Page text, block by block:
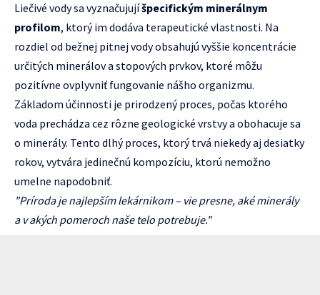
Liečivé vody sa vyznačujujíšpecifickým minerálnym
profilom, ktorý im dodáva terapeutické vlastnosti. Na
rozdiel od bežnej pitnej vody obsahujú vyššie koncentrácie
určitých minerálov a stopových prvkov, ktoré môžu
pozitívne ovplyvniť fungovanie nášho organizmu.
Základom účinnosti je prirodzený proces, počas ktorého
voda prechádza cez rôzne geologické vrstvy a obohacuje sa
o minerály. Tento dlhý proces, ktorý trvá niekedy aj desiatky
rokov, vytvára jedinečnú kompozíciu, ktorú nemožno
umelne napodobniť.
"Príroda je najlepším lekárnikom – vie presne, aké minerály
a v akých pomeroch naše telo potrebuje."